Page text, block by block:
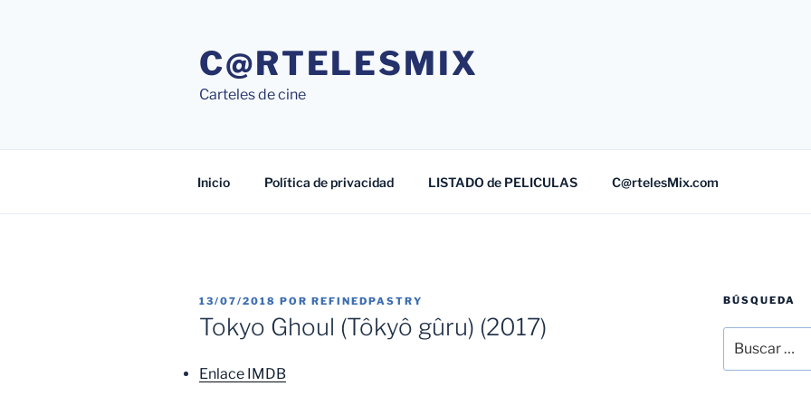
C@RTELESMIX
Carteles de cine
Inicio Política de privacidad LISTADO de PELICULAS C@rtelesMix.com
PUBLICADO
EL
13/07/2018 POR REFINEDPASTRY
Tokyo Ghoul (Tôkyô gûru) (2017)
Enlace IMDB
BÚSQUEDA
por: